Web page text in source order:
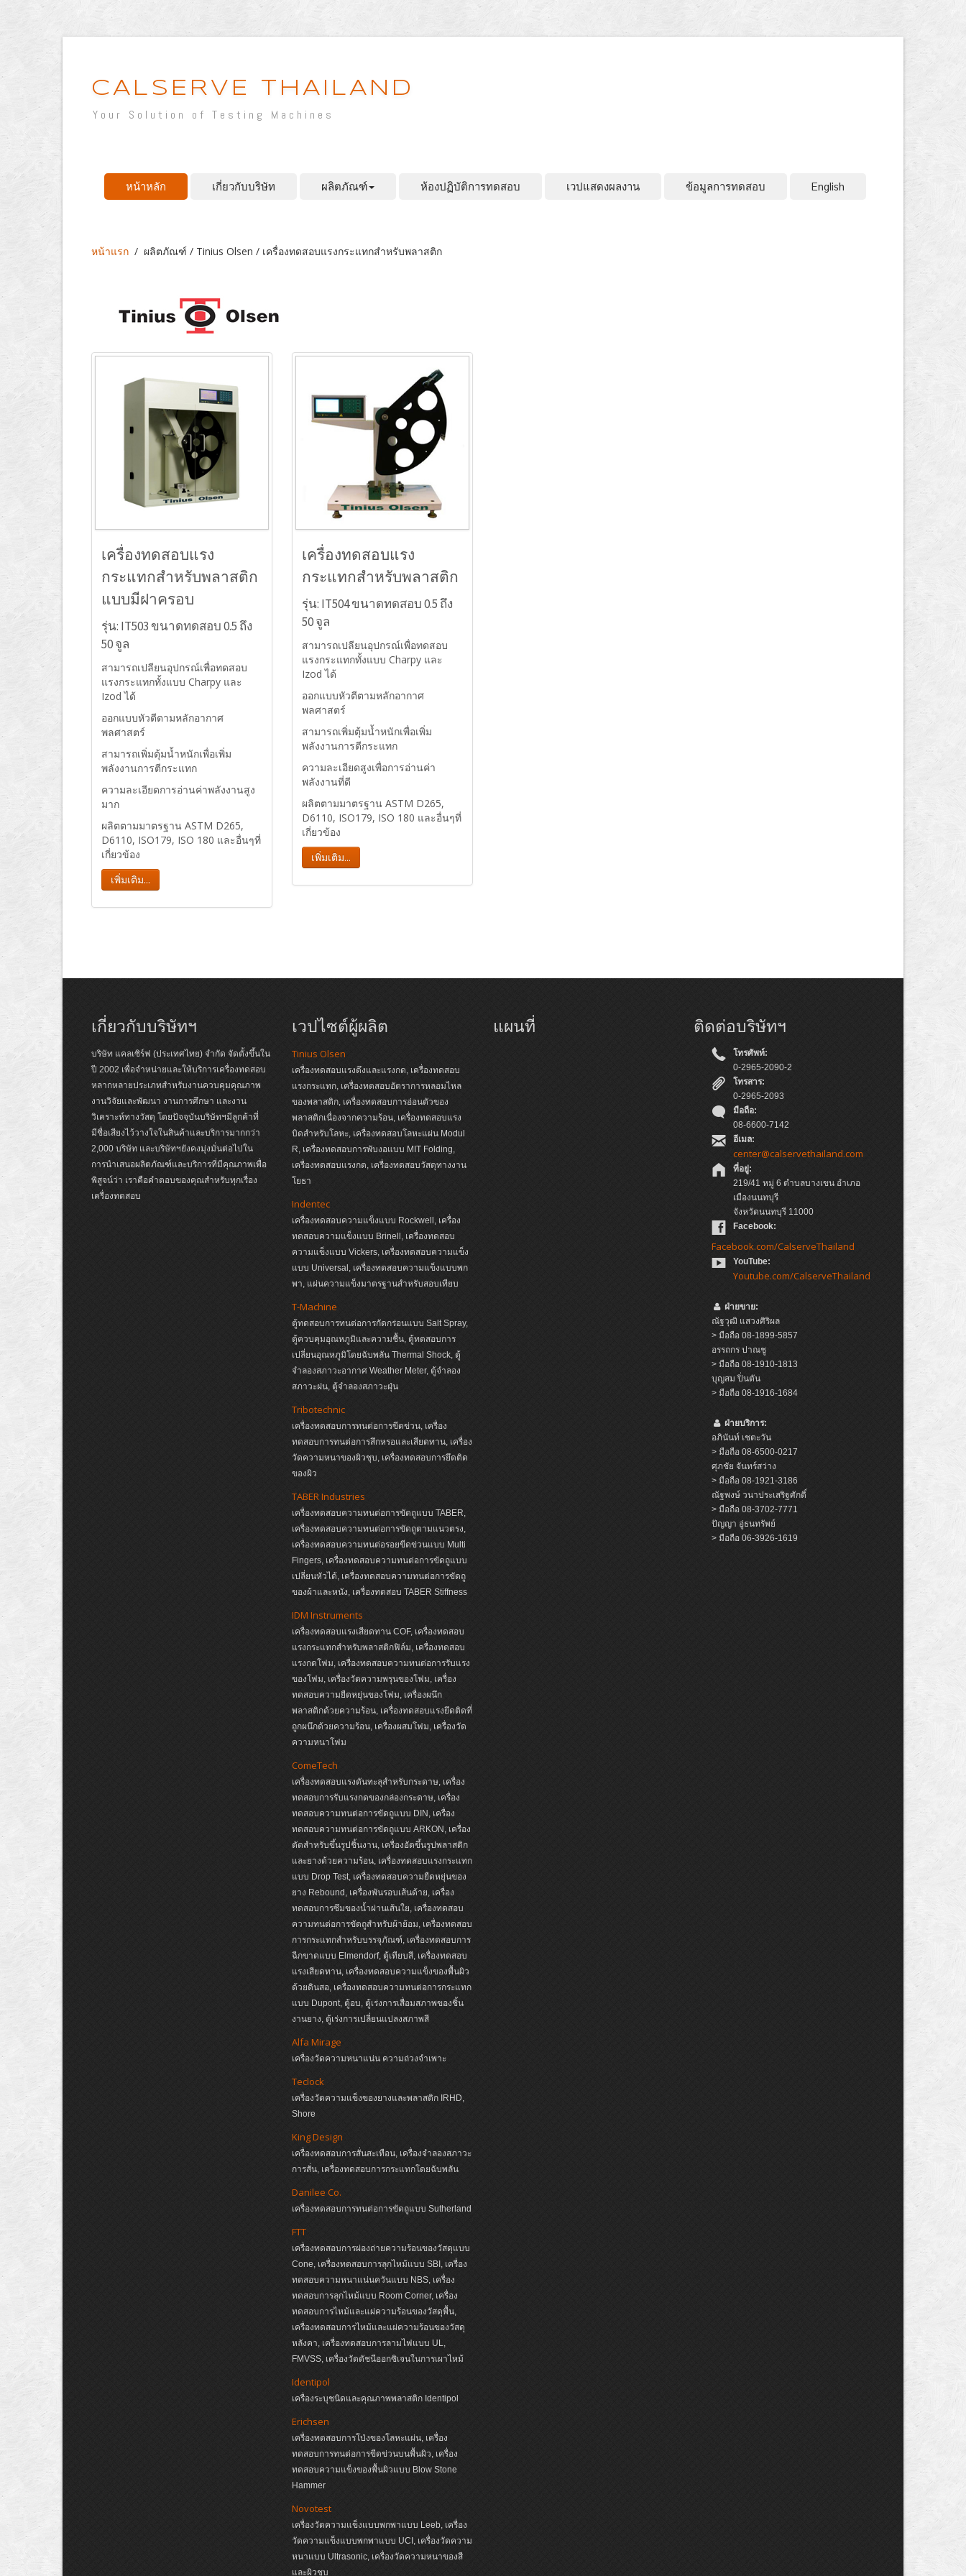
CALSERVE THAILAND
Your Solution of Testing Machines
หน้าหลัก เกี่ยวกับบริษัท ผลิตภัณฑ์ ห้องปฏิบัติการทดสอบ เวปแสดงผลงาน ข้อมูลการทดสอบ English
หน้าแรก / ผลิตภัณฑ์ / Tinius Olsen / เครื่องทดสอบแรงกระแทกสำหรับพลาสติก
เครื่องทดสอบแรง
กระแทกสำหรับพลาสติก
แบบมีฝาครอบ
รุ่น: IT503 ขนาดทดสอบ 0.5 ถึง
50 จูล
สามารถเปลียนอุปกรณ์เพื่อทดสอบ
แรงกระแทกทั้งแบบ Charpy และ
Izod ได้
ออกแบบหัวตีตามหลักอากาศ
พลศาสตร์
สามารถเพิ่มตุ้มน้ำหนักเพื่อเพิ่ม
พลังงานการตีกระแทก
ความละเอียดการอ่านค่าพลังงานสูง
มาก
ผลิตตามมาตรฐาน ASTM D265,
D6110, ISO179, ISO 180 และอื่นๆที่
เกี่ยวข้อง
เพิ่มเติม...
เครื่องทดสอบแรง
กระแทกสำหรับพลาสติก
รุ่น: IT504 ขนาดทดสอบ 0.5 ถึง
50 จูล
สามารถเปลียนอุปกรณ์เพื่อทดสอบ
แรงกระแทกทั้งแบบ Charpy และ
Izod ได้
ออกแบบหัวตีตามหลักอากาศ
พลศาสตร์
สามารถเพิ่มตุ้มน้ำหนักเพื่อเพิ่ม
พลังงานการตีกระแทก
ความละเอียดสูงเพื่อการอ่านค่า
พลังงานที่ดี
ผลิตตามมาตรฐาน ASTM D265,
D6110, ISO179, ISO 180 และอื่นๆที่
เกี่ยวข้อง
เพิ่มเติม...
เกี่ยวกับบริษัทฯ
บริษัท แคลเซิร์ฟ (ประเทศไทย) จำกัด จัดตั้งขึ้นใน
ปี 2002 เพื่อจำหน่ายและให้บริการเครื่องทดสอบ
หลากหลายประเภทสำหรับงานควบคุมคุณภาพ
งานวิจัยและพัฒนา งานการศึกษา และงาน
วิเคราะห์ทางวัสดุ โดยปัจจุบันบริษัทฯมีลูกค้าที่
มีชื่อเสียงไว้วางใจในสินค้าและบริการมากกว่า
2,000 บริษัท และบริษัทฯยังคงมุ่งมั่นต่อไปใน
การนำเสนอผลิตภัณฑ์และบริการที่มีคุณภาพเพื่อ
พิสูจน์ว่า เราคือคำตอบของคุณสำหรับทุกเรื่อง
เครื่องทดสอบ
เวปไซต์ผู้ผลิต
Tinius Olsen
เครื่องทดสอบแรงดึงและแรงกด, เครื่องทดสอบ
แรงกระแทก, เครื่องทดสอบอัตราการหลอมไหล
ของพลาสติก, เครื่องทดสอบการอ่อนตัวของ
พลาสติกเนื่องจากความร้อน, เครื่องทดสอบแรง
บิดสำหรับโลหะ, เครื่องทดสอบโลหะแผ่น Modul
R, เครื่องทดสอบการพับงอแบบ MIT Folding,
เครื่องทดสอบแรงกด, เครื่องทดสอบวัสดุทางงาน
โยธา
Indentec
เครื่องทดสอบความแข็งแบบ Rockwell, เครื่อง
ทดสอบความแข็งแบบ Brinell, เครื่องทดสอบ
ความแข็งแบบ Vickers, เครื่องทดสอบความแข็ง
แบบ Universal, เครื่องทดสอบความแข็งแบบพก
พา, แผ่นความแข็งมาตรฐานสำหรับสอบเทียบ
T-Machine
ตู้ทดสอบการทนต่อการกัดกร่อนแบบ Salt Spray,
ตู้ควบคุมอุณหภูมิและความชื้น, ตู้ทดสอบการ
เปลี่ยนอุณหภูมิโดยฉับพลัน Thermal Shock, ตู้
จำลองสภาวะอากาศ Weather Meter, ตู้จำลอง
สภาวะฝน, ตู้จำลองสภาวะฝุ่น
Tribotechnic
เครื่องทดสอบการทนต่อการขีดข่วน, เครื่อง
ทดสอบการทนต่อการสึกหรอและเสียดทาน, เครื่อง
วัดความหนาของผิวชุบ, เครื่องทดสอบการยึดติด
ของผิว
TABER Industries
เครื่องทดสอบความทนต่อการขัดถูแบบ TABER,
เครื่องทดสอบความทนต่อการขัดถูตามแนวตรง,
เครื่องทดสอบความทนต่อรอยขีดข่วนแบบ Multi
Fingers, เครื่องทดสอบความทนต่อการขัดถูแบบ
เปลี่ยนหัวได้, เครื่องทดสอบความทนต่อการขัดถู
ของผ้าและหนัง, เครื่องทดสอบ TABER Stiffness
IDM Instruments
เครื่องทดสอบแรงเสียดทาน COF, เครื่องทดสอบ
แรงกระแทกสำหรับพลาสติกฟิล์ม, เครื่องทดสอบ
แรงกดโฟม, เครื่องทดสอบความทนต่อการรับแรง
ของโฟม, เครื่องวัดความพรุนของโฟม, เครื่อง
ทดสอบความยืดหยุ่นของโฟม, เครื่องผนึก
พลาสติกด้วยความร้อน, เครื่องทดสอบแรงยึดติดที่
ถูกผนึกด้วยความร้อน, เครื่องผสมโฟม, เครื่องวัด
ความหนาโฟม
ComeTech
เครื่องทดสอบแรงดันทะลุสำหรับกระดาษ, เครื่อง
ทดสอบการรับแรงกดของกล่องกระดาษ, เครื่อง
ทดสอบความทนต่อการขัดถูแบบ DIN, เครื่อง
ทดสอบความทนต่อการขัดถูแบบ ARKON, เครื่อง
ตัดสำหรับขึ้นรูปชิ้นงาน, เครื่องอัดขึ้นรูปพลาสติก
และยางด้วยความร้อน, เครื่องทดสอบแรงกระแทก
แบบ Drop Test, เครื่องทดสอบความยืดหยุ่นของ
ยาง Rebound, เครื่องพันรอบเส้นด้าย, เครื่อง
ทดสอบการซึมของน้ำผ่านเส้นใย, เครื่องทดสอบ
ความทนต่อการขัดถูสำหรับผ้าย้อม, เครื่องทดสอบ
การกระแทกสำหรับบรรจุภัณฑ์, เครื่องทดสอบการ
ฉีกขาดแบบ Elmendorf, ตู้เทียบสี, เครื่องทดสอบ
แรงเสียดทาน, เครื่องทดสอบความแข็งของพื้นผิว
ด้วยดินสอ, เครื่องทดสอบความทนต่อการกระแทก
แบบ Dupont, ตู้อบ, ตู้เร่งการเสื่อมสภาพของชิ้น
งานยาง, ตู้เร่งการเปลี่ยนแปลงสภาพสี
Alfa Mirage
เครื่องวัดความหนาแน่น ความถ่วงจำเพาะ
Teclock
เครื่องวัดความแข็งของยางและพลาสติก IRHD,
Shore
King Design
เครื่องทดสอบการสั่นสะเทือน, เครื่องจำลองสภาวะ
การสั่น, เครื่องทดสอบการกระแทกโดยฉับพลัน
Danilee Co.
เครื่องทดสอบการทนต่อการขัดถูแบบ Sutherland
FTT
เครื่องทดสอบการผ่องถ่ายความร้อนของวัสดุแบบ
Cone, เครื่องทดสอบการลุกไหม้แบบ SBI, เครื่อง
ทดสอบความหนาแน่นควันแบบ NBS, เครื่อง
ทดสอบการลุกไหม้แบบ Room Corner, เครื่อง
ทดสอบการไหม้และแผ่ความร้อนของวัสดุพื้น,
เครื่องทดสอบการไหม้และแผ่ความร้อนของวัสดุ
หลังคา, เครื่องทดสอบการลามไฟแบบ UL,
FMVSS, เครื่องวัดดัชนีออกซิเจนในการเผาไหม้
Identipol
เครื่องระบุชนิดและคุณภาพพลาสติก Identipol
Erichsen
เครื่องทดสอบการโป่งของโลหะแผ่น, เครื่อง
ทดสอบการทนต่อการขีดข่วนบนพื้นผิว, เครื่อง
ทดสอบความแข็งของพื้นผิวแบบ Blow Stone
Hammer
Novotest
เครื่องวัดความแข็งแบบพกพาแบบ Leeb, เครื่อง
วัดความแข็งแบบพกพาแบบ UCI, เครื่องวัดความ
หนาแบบ Ultrasonic, เครื่องวัดความหนาของสี
และผิวชุบ
แผนที่ ติดต่อบริษัทฯ
โทรศัพท์:
0-2965-2090-2
โทรสาร:
0-2965-2093
มือถือ:
08-6600-7142
อีเมล:
center@calservethailand.com
ที่อยู่:
219/41 หมู่ 6 ตำบลบางเขน อำเภอ
เมืองนนทบุรี
จังหวัดนนทบุรี 11000
Facebook:
Facebook.com/CalserveThailand
YouTube:
Youtube.com/CalserveThailand
ฝ่ายขาย:
ณัฐวุฒิ แสวงศิริผล
> มือถือ 08-1899-5857
อรรถกร ปาณชู
> มือถือ 08-1910-1813
บุญสม ปิ่นตัน
> มือถือ 08-1916-1684
ฝ่ายบริการ:
อภินันท์ เชตะวัน
> มือถือ 08-6500-0217
ศุภชัย จันทร์สว่าง
> มือถือ 08-1921-3186
ณัฐพงษ์ วนาประเสริฐศักดิ์
> มือถือ 08-3702-7771
ปัญญา อู่ธนทรัพย์
> มือถือ 06-3926-1619